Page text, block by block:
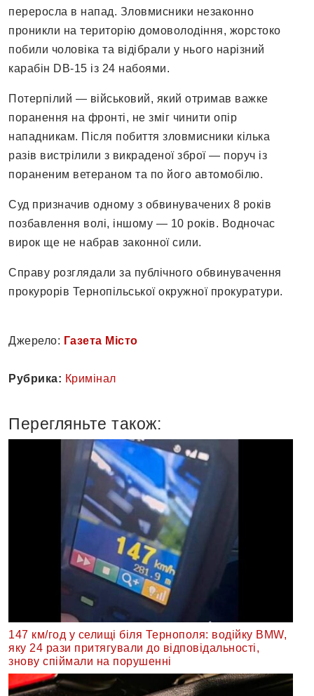
переросла в напад. Зловмисники незаконно
проникли на територію домоволодіння, жорстоко
побили чоловіка та відібрали у нього нарізний
карабін DB-15 із 24 набоями.
Потерпілий — військовий, який отримав важке
поранення на фронті, не зміг чинити опір
нападникам. Після побиття зловмисники кілька
разів вистрілили з викраденої зброї — поруч із
пораненим ветераном та по його автомобілю.
Суд призначив одному з обвинувачених 8 років
позбавлення волі, іншому — 10 років. Водночас
вирок ще не набрав законної сили.
Справу розглядали за публічного обвинувачення
прокурорів Тернопільської окружної прокуратури.
Джерело: Газета Місто
Рубрика: Кримінал
Перегляньте також:
147 км/год у селищі біля Тернополя: водійку BMW,
яку 24 рази притягували до відповідальності,
знову спіймали на порушенні